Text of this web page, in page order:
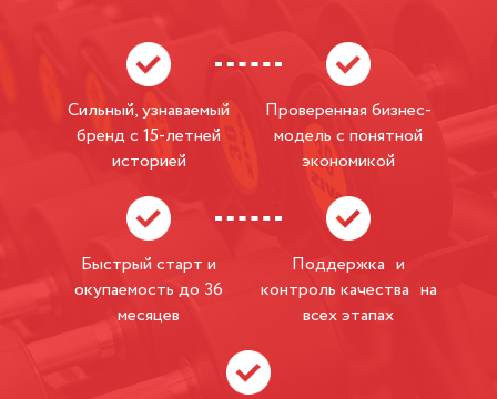
Поддержка и
контроль качества на
всех этапах
Быстрый старт и
окупаемость до 36
месяцев
Проверенная бизнес-
модель с понятной
экономикой
Сильный, узнаваемый
бренд с 15-летней
историей